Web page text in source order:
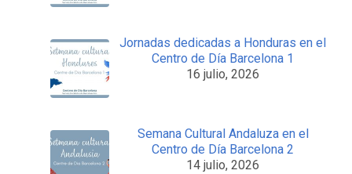
Jornadas dedicadas a Honduras en el
Centro de Día Barcelona 1
16 julio, 2026
Semana Cultural Andaluza en el
Centro de Día Barcelona 2
14 julio, 2026